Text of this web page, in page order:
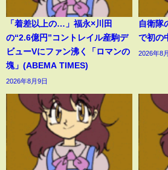
「着差以上の…」福永×川田
の“2.6億円”コントレイル産駒デ
ビューVにファン沸く「ロマンの
塊」(ABEMA TIMES)
2026年8月9日
自衛隊
で初の
2026年8